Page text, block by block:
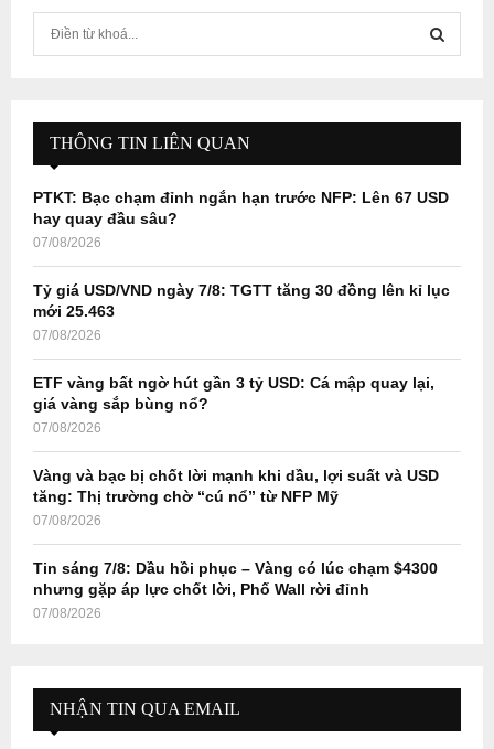
f
r
E
A
H
THÔNG TIN LIÊN QUAN
PTKT: Bạc chạm đỉnh ngắn hạn trước NFP: Lên 67 USD
hay quay đầu sâu?
07/08/2026
Tỷ giá USD/VND ngày 7/8: TGTT tăng 30 đồng lên kỉ lục
mới 25.463
07/08/2026
ETF vàng bất ngờ hút gần 3 tỷ USD: Cá mập quay lại,
giá vàng sắp bùng nổ?
07/08/2026
Vàng và bạc bị chốt lời mạnh khi dầu, lợi suất và USD
tăng: Thị trường chờ “cú nổ” từ NFP Mỹ
07/08/2026
Tin sáng 7/8: Dầu hồi phục – Vàng có lúc chạm $4300
nhưng gặp áp lực chốt lời, Phố Wall rời đỉnh
07/08/2026
NHẬN TIN QUA EMAIL